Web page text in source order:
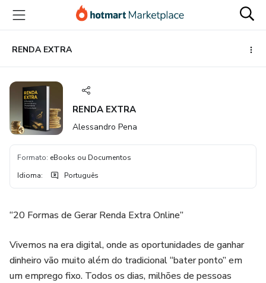
para
conteúdo
principal
para
pagamento
para
rodapéRENDA EXTRA
RENDA EXTRA
Alessandro Pena
Formato: eBooks ou Documentos
Idioma: Português
“20 Formas de Gerar Renda Extra Online”
Vivemos na era digital, onde as oportunidades de ganhar
dinheiro vão muito além do tradicional “bater ponto” em
um emprego fixo. Todos os dias, milhões de pessoas